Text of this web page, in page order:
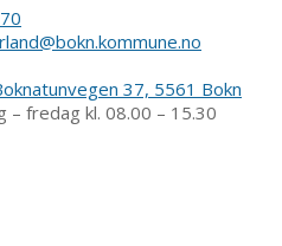
37, 5561 Bokn
08.00 – 15.30